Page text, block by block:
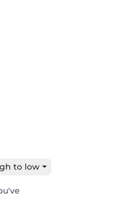
to low